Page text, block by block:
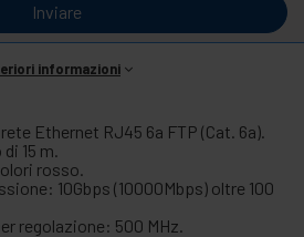
Inviare
informazioni
Ethernet RJ45 6a FTP (Cat. 6a).
15 m.
rosso.
10Gbps (10000Mbps) oltre 100
regolazione: 500 MHz.